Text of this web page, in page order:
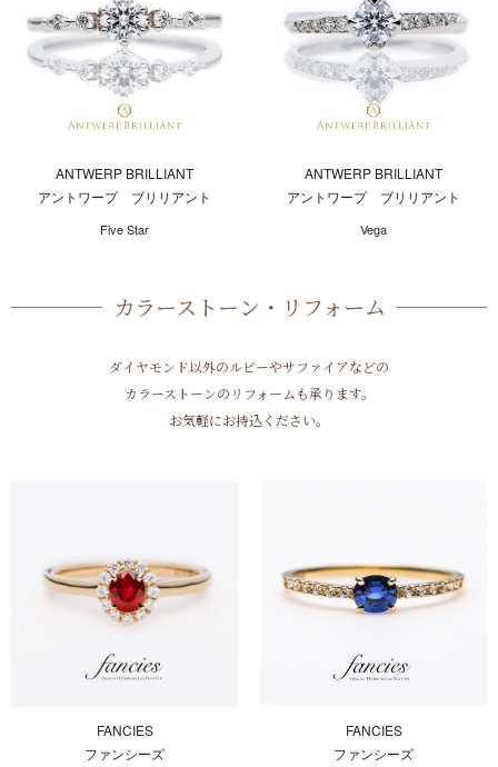
ANTWERP BRILLIANT
アントワープ ブリリアント
Five Star
ANTWERP BRILLIANT
アントワープ ブリリアント
Vega
カラーストーン・リフォーム
ダイヤモンド以外のルビーやサファイアなどの
カラーストーンのリフォームも承ります。
お気軽にお持込ください。
FANCIES
ファンシーズ
FANCIES
ファンシーズ